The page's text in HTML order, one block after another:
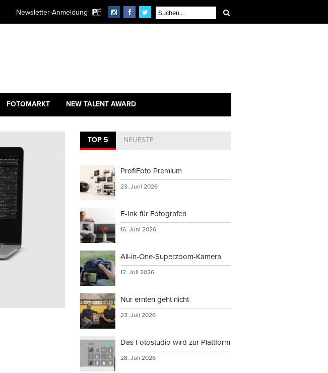
Newsletter-Anmeldung
FOTOMARKT NEW TALENT AWARD
TOP 5 NEUESTE
ProfiFoto Premium
23. Juni 2026
E-Ink für Fotografen
16. Juni 2026
All-in-One-Superzoom-Kamera
12. Juli 2026
Nur ernten geht nicht
23. Juli 2026
Das Fotostudio wird zur Plattform
28. Juli 2026